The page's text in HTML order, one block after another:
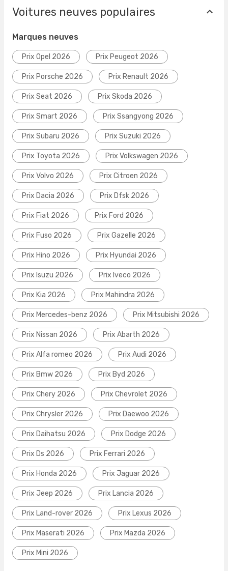
Voitures neuves populaires
Marques neuves
Prix Opel 2026 Prix Peugeot 2026
Prix Porsche 2026 Prix Renault 2026
Prix Seat 2026 Prix Skoda 2026
Prix Smart 2026 Prix Ssangyong 2026
Prix Subaru 2026 Prix Suzuki 2026
Prix Toyota 2026 Prix Volkswagen 2026
Prix Volvo 2026 Prix Citroen 2026
Prix Dacia 2026 Prix Dfsk 2026
Prix Fiat 2026 Prix Ford 2026
Prix Fuso 2026 Prix Gazelle 2026
Prix Hino 2026 Prix Hyundai 2026
Prix Isuzu 2026 Prix Iveco 2026
Prix Kia 2026 Prix Mahindra 2026
Prix Mercedes-benz 2026 Prix Mitsubishi 2026
Prix Nissan 2026 Prix Abarth 2026
Prix Alfa romeo 2026 Prix Audi 2026
Prix Bmw 2026 Prix Byd 2026
Prix Chery 2026 Prix Chevrolet 2026
Prix Chrysler 2026 Prix Daewoo 2026
Prix Daihatsu 2026 Prix Dodge 2026
Prix Ds 2026 Prix Ferrari 2026
Prix Honda 2026 Prix Jaguar 2026
Prix Jeep 2026 Prix Lancia 2026
Prix Land-rover 2026 Prix Lexus 2026
Prix Maserati 2026 Prix Mazda 2026
Prix Mini 2026